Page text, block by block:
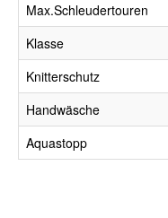
Max.Schleudertouren
Klasse
Knitterschutz
Handwäsche
Aquastopp